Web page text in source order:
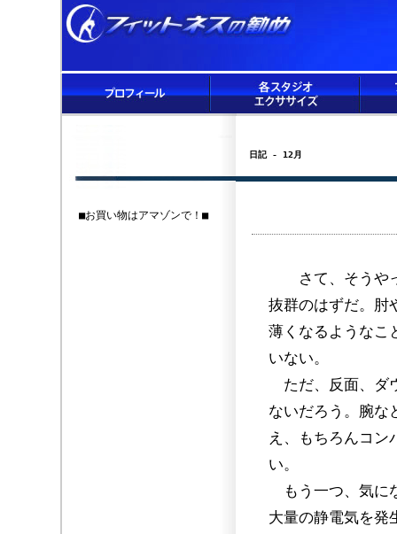
■お買い物はアマゾンで！■
日記 - 12月
さて、そうやっ
抜群のはずだ。肘
薄くなるようなこ
いない。
ただ、反面、ダ
ないだろう。腕な
え、もちろんコン
い。
もう一つ、気に
大量の静電気を発